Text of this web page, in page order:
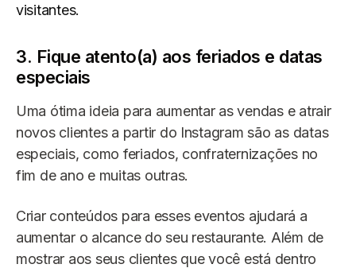
visitantes.
3. Fique atento(a) aos feriados e datas
especiais
Uma ótima ideia para aumentar as vendas e atrair
novos clientes a partir do Instagram são as datas
especiais, como feriados, confraternizações no
fim de ano e muitas outras.
Criar conteúdos para esses eventos ajudará a
aumentar o alcance do seu restaurante. Além de
mostrar aos seus clientes que você está dentro